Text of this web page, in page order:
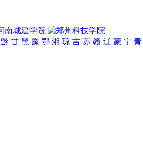
黔 甘 黑 豫 鄂 湘 琼 吉 苏 赣 辽 蒙 宁 青